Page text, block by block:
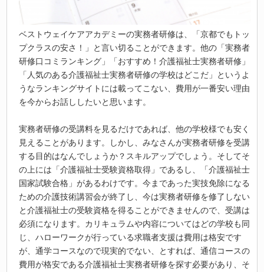
ベストウェイケアアカデミーの実務者研修は、「京都でもトッ
プクラスの安さ！」と言い切ることができます。他の「実務者
研修口コミランキング」「おすすめ！介護福祉士実務者研修」
「人気のある介護福祉士実務者研修の学校はどこだ」というよ
うなランキングサイトには載ってこない、費用が一番安い理由
を今からお話ししたいと思います。
実務者研修の受講料を見るだけであれば、他の学校様でも安く
見えることがあります。しかし、みなさんが実務者研修を受講
する目的はなんでしょうか？スキルアップでしょう。そしてそ
の上には「介護福祉士受験資格取得」であるし、「介護福祉士
国家試験合格」があるわけです。今まであった実技免除になる
ための介護技術講習会が終了し、今は実務者研修を修了しない
と介護福祉士の受験資格を得ることができませんので、受講は
必須になります。カリキュラムや内容についてはどの学校も同
じ、ハローワークが行っている求職者支援は費用は格安です
が、通学コースなので現実的でない、とすれば、通信コースの
費用が格安である介護福祉士実務者研修を探す必要があり、そ